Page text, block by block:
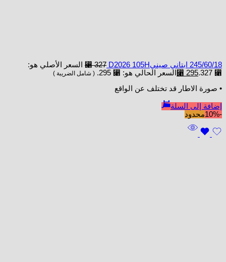
245/60/18 ابتاني صينيD2026 105H ⃁327
السعر الأصلي هو:
⃁ 327.
⃁ 295 السعر الحالي هو: ⃁ 295. ( شامل الضريبة )
• صورة الاطار قد تختلف عن الواقع
إضافة إلى السلة
-10%
محدود